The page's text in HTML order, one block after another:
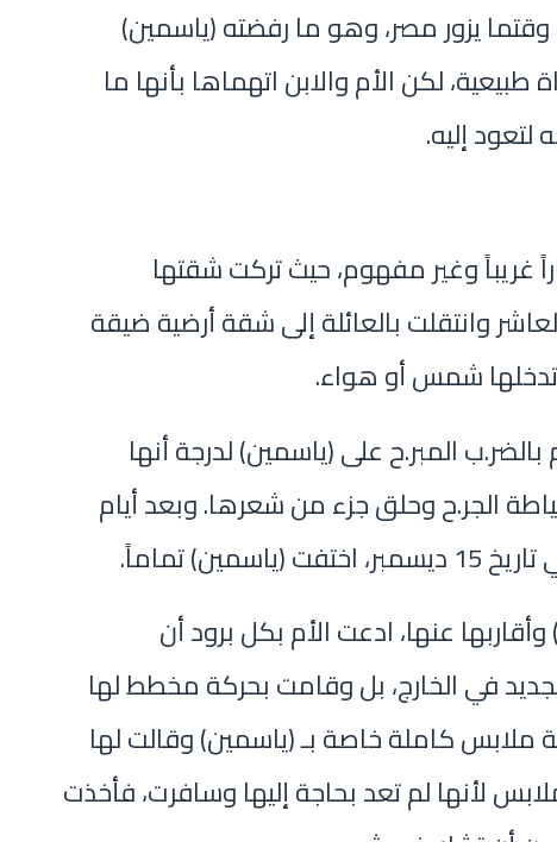
وقتما يزور مصر، وهو ما رفضته (ياسمين)
لكن الأم والابن اتهماها بأنها ما
إليه.
غريباً وغير مفهوم، حيث تركت شقتها
وانتقلت بالعائلة إلى شقة أرضية ضيقة
شمس أو هواء.
بالضر.ب المبر.ح على (ياسمين) لدرجة أنها
الجر.ح وحلق جزء من شعرها. وبعد أيام
تماماً.
عنها، ادعت الأم بكل برود أن
في الخارج، بل وقامت بحركة مخطط لها
كاملة خاصة بـ (ياسمين) وقالت لها
لأنها لم تعد بحاجة إليها وسافرت، فأخذت